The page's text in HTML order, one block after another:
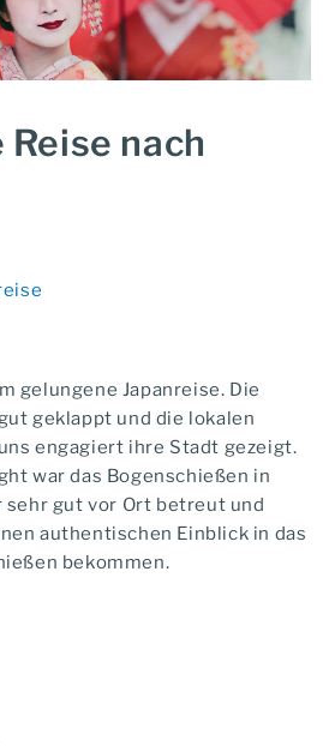
nach
gelungene Japanreise. Die
geklappt und die lokalen
engagiert ihre Stadt gezeigt.
war das Bogenschießen in
sehr gut vor Ort betreut und
authentischen Einblick in das
bekommen.